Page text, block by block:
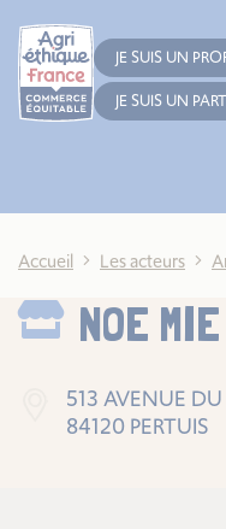
JE SUIS UN
JE SUIS UN
Accueil Les acteurs
NOE MIE
513 AVENUE
84120 PERTUIS